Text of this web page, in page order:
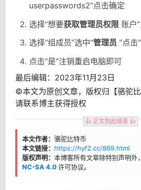
userpasswords2”点击确定
选择“想要获取管理员权限 账户
选择“组成员”选中“管理员 ”点击
点击“是”注销重启电脑即可
最后编辑：2023年11月23日
©本文为原创文章，版权归【骆驼
请联系博主获得授权
👍 正文到此结束 👍
本文作者： 骆驼比特币
本文链接： https://hyf2.cc/869.html
版权声明： 本博客所有文章除特别声明外
NC-SA 4.0许可协议。